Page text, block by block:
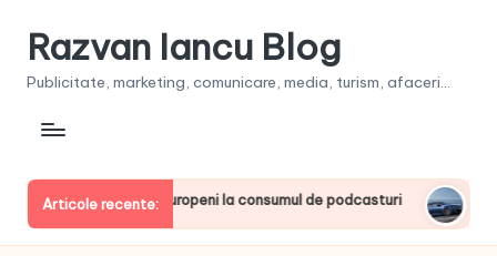
Razvan Iancu Blog
Publicitate, marketing, comunicare, media, turism, afaceri...
Articole recente:
printre liderii europeni la consumul de podcasturi Clienţii
June 20,